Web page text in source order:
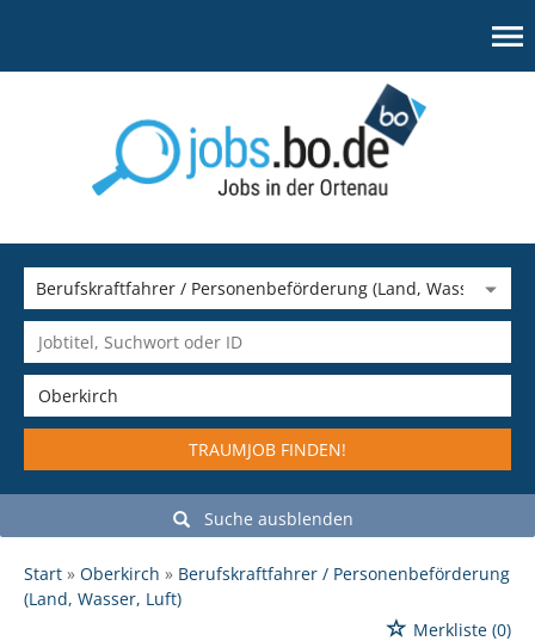
TRAUMJOB FINDEN!
Suche ausblenden
Start Oberkirch
Berufskraftfahrer / Personenbeförderung
(Land, Wasser, Luft)
Merkliste (0)